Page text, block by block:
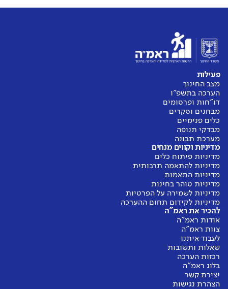
פעילות
מצב החינוך
הערכה בתשפ"ו
דו"חות ופרסומים
מבחנים וסקרים
כלים פנימיים
מבדקי תנופה
מערכת תבונה
מדיניות וקווים מנחים
מדיניות פיתוח כלים
מדיניות להתאמה תרבותית
מדיניות התאמות
מדיניות טוהר בחינות
מדיניות לשמירה על הפרטיות
מדיניות לקידום תחום ההערכה
להכיר את ראמ"ה
אודות ראמ"ה
צוות ראמ"ה
לעבוד איתנו
שאלות ותשובות
רכזות הערכה
בלוג ראמ"ה
יצירת קשר
הצהרת נגישות